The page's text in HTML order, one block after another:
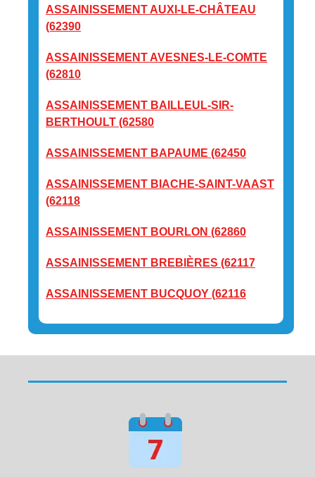
ASSAINISSEMENT AUXI-LE-CHÂTEAU
(62390
ASSAINISSEMENT AVESNES-LE-COMTE
(62810
ASSAINISSEMENT BAILLEUL-SIR-
BERTHOULT (62580
ASSAINISSEMENT BAPAUME (62450
ASSAINISSEMENT BIACHE-SAINT-VAAST
(62118
ASSAINISSEMENT BOURLON (62860
ASSAINISSEMENT BREBIÈRES (62117
ASSAINISSEMENT BUCQUOY (62116